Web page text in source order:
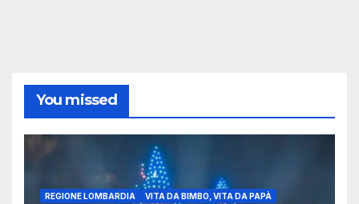
You missed
REGIONE LOMBARDIA VITA DA BIMBO, VITA DA PAPÀ